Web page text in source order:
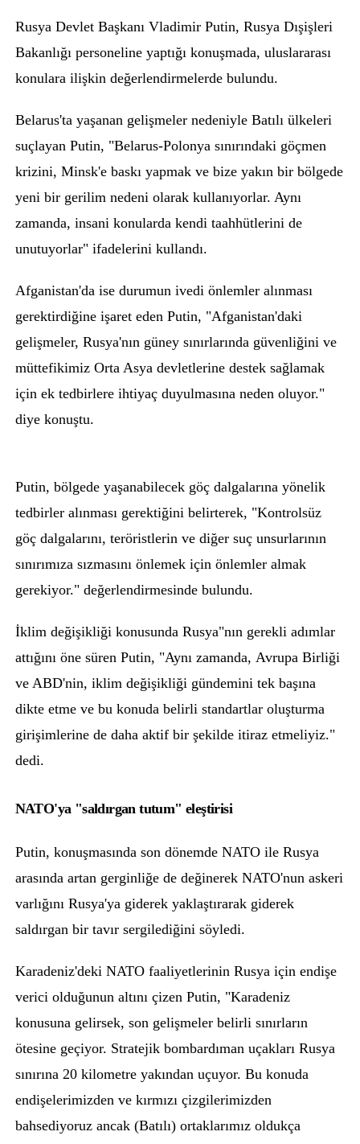
Rusya Devlet Başkanı Vladimir Putin, RusyaDışişleri
Bakanlığı personeline yaptığı konuşmada, uluslararası
konulara ilişkin değerlendirmelerde bulundu.
Belarus'ta yaşanan gelişmeler nedeniyle Batılı ülkeleri
suçlayan Putin, "Belarus-Polonya sınırındaki göçmen
krizini, Minsk'e baskı yapmak ve bize yakın bir bölgede
yeni bir gerilim nedeni olarak kullanıyorlar. Aynı
zamanda, insani konularda kendi taahhütlerini de
unutuyorlar" ifadelerini kullandı.
Afganistan'da ise durumun ivedi önlemler alınması
gerektirdiğine işaret eden Putin, "Afganistan'daki
gelişmeler, Rusya'nın güney sınırlarında güvenliğini ve
müttefikimiz Orta Asya devletlerine destek sağlamak
için ek tedbirlere ihtiyaç duyulmasına neden oluyor."
diye konuştu.
Putin, bölgede yaşanabilecek göç dalgalarına yönelik
tedbirler alınması gerektiğini belirterek, "Kontrolsüz
göç dalgalarını, teröristlerin ve diğer suç unsurlarının
sınırımıza sızmasını önlemek için önlemler almak
gerekiyor." değerlendirmesinde bulundu.
İklim değişikliği konusunda Rusya"nın gerekli adımlar
attığını öne süren Putin, "Aynı zamanda, AvrupaBirliği
ve ABD'nin, iklim değişikliği gündemini tek başına
dikte etme ve bu konuda belirli standartlar oluşturma
girişimlerine de daha aktif bir şekilde itiraz etmeliyiz."
dedi.
NATO'ya "saldırgan tutum" eleştirisi
Putin, konuşmasında son dönemde NATOile Rusya
arasında artan gerginliğe de değinerek NATO'nun askeri
varlığını Rusya'ya giderek yaklaştırarak giderek
saldırgan bir tavır sergilediğini söyledi.
Karadeniz'deki NATO faaliyetlerinin Rusya için endişe
verici olduğunun altını çizen Putin, "Karadeniz
konusuna gelirsek, son gelişmeler belirli sınırların
ötesine geçiyor. Stratejik bombardıman uçakları Rusya
sınırına 20 kilometre yakından uçuyor. Bu konuda
endişelerimizden ve kırmızı çizgilerimizden
bahsediyoruz ancak (Batılı) ortaklarımız oldukça